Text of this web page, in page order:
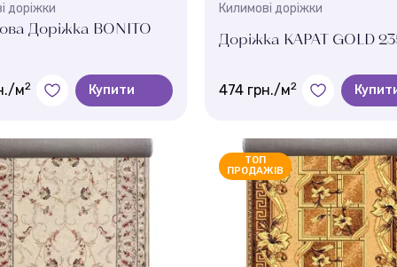
доріжки
Доріжка BONITO
м2 Купити
м.:
1.5 м , 1.2 м , 0.8 м , 2.5 м , 1 м ,
Килимові доріжки
Доріжка КАРАТ GOLD
474 грн./м2
Колір:
Червоний
Ширина, м.:
2 , 0.7
Висота ворсу:
6,5 мм
ТОП
ПРОДАЖІВ